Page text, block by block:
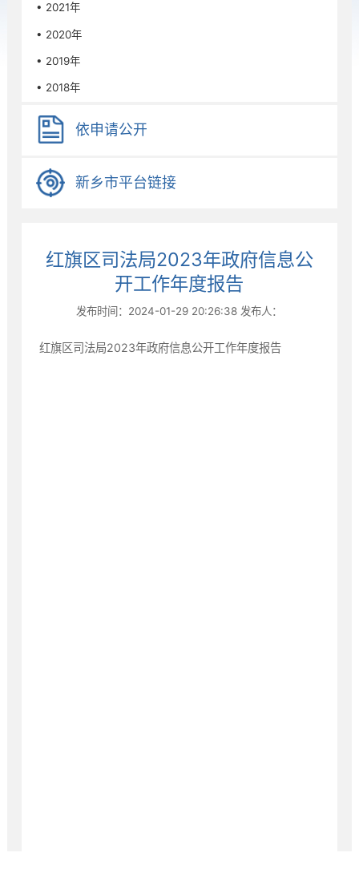
• 2021年
• 2020年
• 2019年
• 2018年
依申请公开
新乡市平台链接
红旗区司法局2023年政府信息公
开工作年度报告
发布时间：2024-01-29 20:26:38 发布人：
红旗区司法局2023年政府信息公开工作年度报告